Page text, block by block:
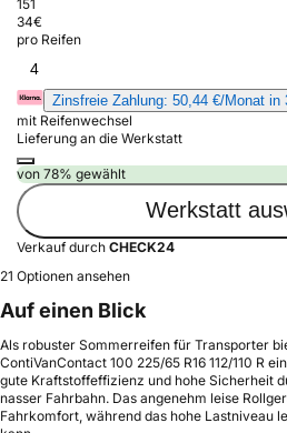
151
34€
pro Reifen
4
Zinsfreie Zahlung: 50,44 €/Monat in
mit Reifenwechsel
Lieferung an die Werkstatt
von 78% gewählt
Werkstatt
Verkauf durch CHECK24
21 Optionen ansehen
Auf einen Blick
Als robuster Sommerreifen für Transporter
ContiVanContact 100 225/65 R16 112/110 R
gute Kraftstoffeffizienz und hohe Sicherheit
nasser Fahrbahn. Das angenehm leise
Fahrkomfort, während das hohe Lastniveau